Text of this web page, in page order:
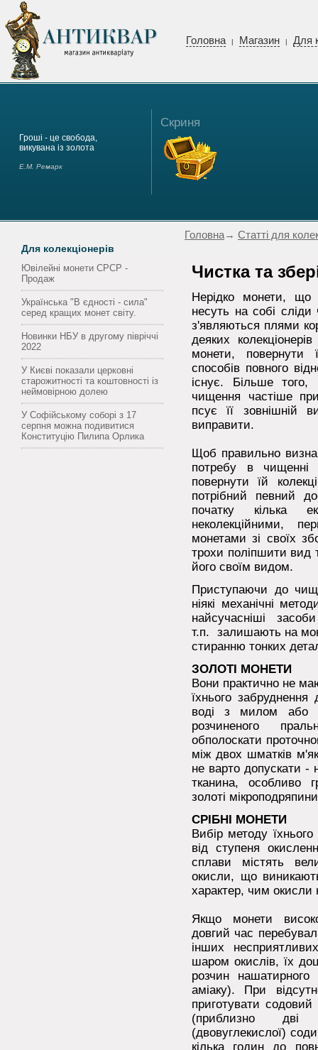
Головна | Магазин | Для
Гроші - це свобода,
викувана із золота
Е.М. Ремарк
Скриня
Для колекціонерів
Ювілейні монети СРСР -
Продаж
Українська "В єдності - сила"
серед кращих монет світу.
Новинки НБУ в другому півріччі
2022
У Києві показали церковні
старожитності та коштовності із
неймовірною долею
У Софійському соборі з 17
серпня можна подивитися
Конституцію Пилипа Орлика
Головна→ Статті для
Чистка та
Нерідко монети, що
несуть на собі сліди
з'являються плями
деяких
монети,
способів повного
існує. Більше того,
чищення частіше
псує її зовнішній
виправити.
Щоб правильно
потребу в
повернути їй
потрібний певний
початку кілька
неколекційними,
монетами зі своїх
трохи поліпшити вид
його своїм видом.
Приступаючи до
ніякі механічні
найсучасніші
т.п. залишають на
стиранню тонких
ЗОЛОТІ МОНЕТИ
Вони практично не
їхнього
воді з милом або
розчиненого
обполоскати
між двох шматків
не варто допускати -
тканина, особливо
золоті
СРІБНІ МОНЕТИ
Вибір методу
від ступеня
сплави містять
окисли, що
характер, чим окисли
Якщо монети
довгий час
інших
шаром окислів, їх
розчин
аміаку). При
приготувати
(приблизно
(двовуглекислої)
кілька годин до